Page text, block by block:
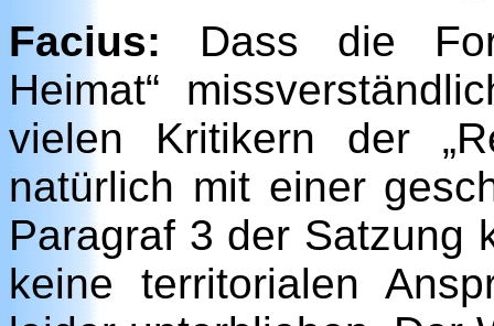
Facius: Dass die
Heimat“
vielen Kritikern der
natürlich mit einer
Paragraf 3 der Satzung
keine territorialen